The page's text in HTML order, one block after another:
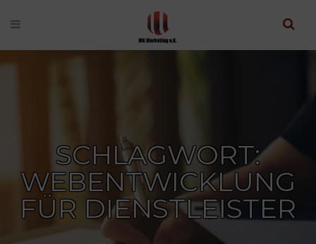
SCHLAGWORT:
WEBENTWICKLUNG
FÜR DIENSTLEISTER